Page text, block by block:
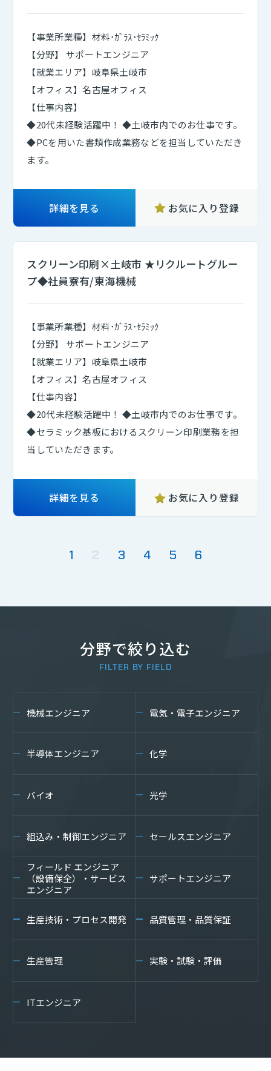
【事業所業種】材料･ｶﾞﾗｽ･ｾﾗﾐｯｸ
【分野】 サポートエンジニア
【就業エリア】岐阜県土岐市
【オフィス】名古屋オフィス
【仕事内容】
◆20代未経験活躍中！ ◆土岐市内でのお仕事です。
◆PCを用いた書類作成業務などを担当していただき
ます。
詳細を見る お気に入り登録
スクリーン印刷×土岐市 ★リクルートグルー
プ◆社員寮有/東海機械
【事業所業種】材料･ｶﾞﾗｽ･ｾﾗﾐｯｸ
【分野】 サポートエンジニア
【就業エリア】岐阜県土岐市
【オフィス】名古屋オフィス
【仕事内容】
◆20代未経験活躍中！ ◆土岐市内でのお仕事です。
◆セラミック基板におけるスクリーン印刷業務を担
当していただきます。
詳細を見る お気に入り登録
1 2 3 4 5 6
分野で絞り込む
FILTER BY FIELD
機械エンジニア 電気・電子エンジニア
半導体エンジニア 化学
バイオ 光学
組込み・制御エンジニア セールスエンジニア
フィールド エンジニア
（設備保全）・サービス
エンジニア
サポートエンジニア
生産技術・プロセス開発 品質管理・品質保証
生産管理 実験・試験・評価
ITエンジニア